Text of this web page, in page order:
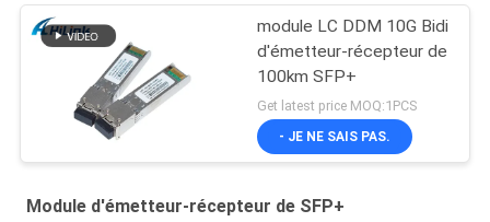
module LC DDM 10G Bidi
d'émetteur-récepteur de
100km SFP+
Get latest price MOQ:1PCS
- JE NE SAIS PAS.
Module d'émetteur-récepteur de SFP+